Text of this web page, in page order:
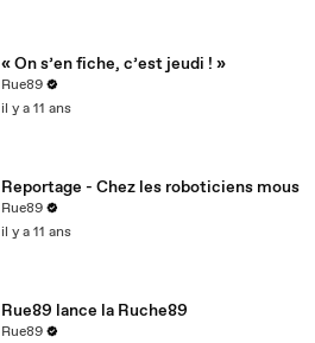
« On s’en fiche, c’est jeudi ! »
Rue89
il y a 11 ans
Reportage - Chez les roboticiens mous
Rue89
il y a 11 ans
Rue89 lance la Ruche89
Rue89